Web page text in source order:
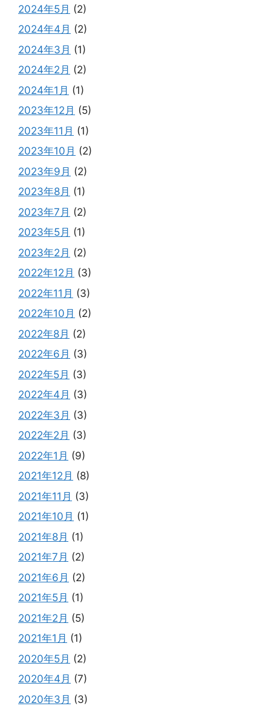
2024年5月 (2)
2024年4月 (2)
2024年3月 (1)
2024年2月 (2)
2024年1月 (1)
2023年12月 (5)
2023年11月 (1)
2023年10月 (2)
2023年9月 (2)
2023年8月 (1)
2023年7月 (2)
2023年5月 (1)
2023年2月 (2)
2022年12月 (3)
2022年11月 (3)
2022年10月 (2)
2022年8月 (2)
2022年6月 (3)
2022年5月 (3)
2022年4月 (3)
2022年3月 (3)
2022年2月 (3)
2022年1月 (9)
2021年12月 (8)
2021年11月 (3)
2021年10月 (1)
2021年8月 (1)
2021年7月 (2)
2021年6月 (2)
2021年5月 (1)
2021年2月 (5)
2021年1月 (1)
2020年5月 (2)
2020年4月 (7)
2020年3月 (3)